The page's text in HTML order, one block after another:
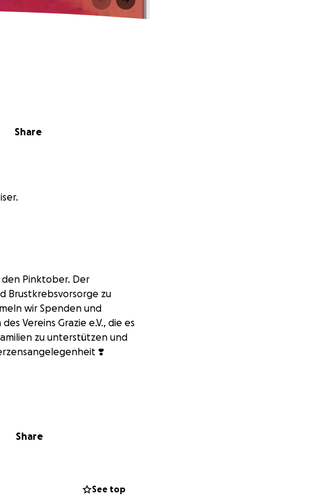
Share
Pinktober. Der
Brustkrebsvorsorge zu
wir Spenden und
Vereins Grazie e.V., die es
zu unterstützen und
❣️
Share
See top